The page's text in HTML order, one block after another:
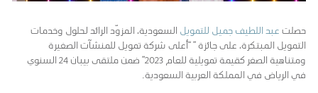
حصلت عبد اللطيف جميل للتمويل السعودية، المزوّد الرائد لحلول وخدمات
التمويل المبتكرة، على جائزة ” “أعلى شركة تمويل للمنشآت الصغيرة
ومتناهية الصغر كقيمة تمويلية للعام 2023” ضمن ملتقى بيبان 24 السنوي
في الرياض في المملكة العربية السعودية.